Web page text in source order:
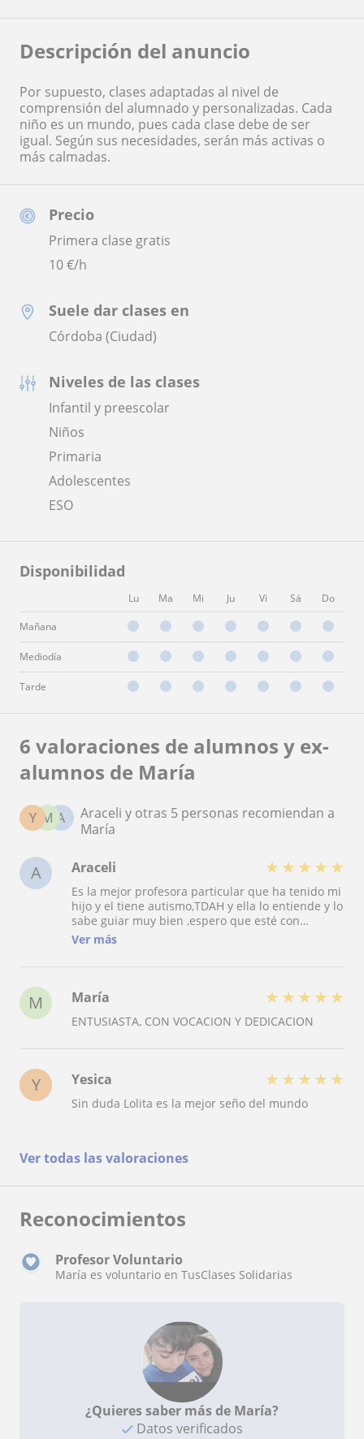
Precio
Primera clase gratis
10€/h
Suele dar clases en
Córdoba (Ciudad)
Niveles de las clases
Infantil y preescolar
Niños
Primaria
Adolescentes
ESO
Disponibilidad
Lu Ma Mi Ju Vi Sá Do
Mañana
Mediodía
Tarde
Descripción del anuncio
Por supuesto, clases adaptadas al nivel de
comprensión del alumnado y personalizadas. Cada
niño es un mundo, pues cada clase debe de ser
igual. Según sus necesidades, serán más activas o
más calmadas.
6 valoraciones de alumnos y ex-
alumnos de María
A
M
Y
Araceli y otras 5 personas recomiendan a
María
A Araceli ★ ★ ★ ★ ★
Es la mejor profesora particular que ha tenido mi
hijo y el tiene autismo,TDAH y ella lo entiende y lo
sabe guiar muy bien ,espero que esté con
nosotros ayudando a mi hijo asta que termine los
mundo
Ver más
M María ★ ★ ★ ★ ★
ENTUSIASTA, CON VOCACION Y DEDICACION
Y Yesica ★ ★ ★ ★ ★
Sin duda Lolita es la mejor seño del mundo
Ver todas las valoraciones
Reconocimientos
Profesor Voluntario
María es voluntario en TusClases Solidarias
¿Quieres saber más de María?
Datos verificados